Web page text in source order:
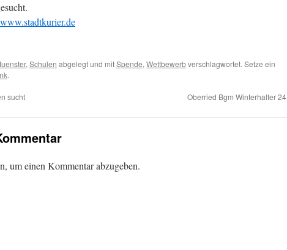
www.stadtkurier.de
, Schulen abgelegt und mitSpende, Wettbewerbverschlagwortet. Setze ein
.
sucht Oberried Bgm Winterhalter 24
um einen Kommentar abzugeben.